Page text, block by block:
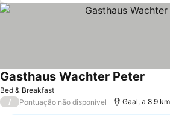
Bed & Breakfast
Gasthaus Wachter Peter
/ Pontuação não disponível Gaal, a 8.9